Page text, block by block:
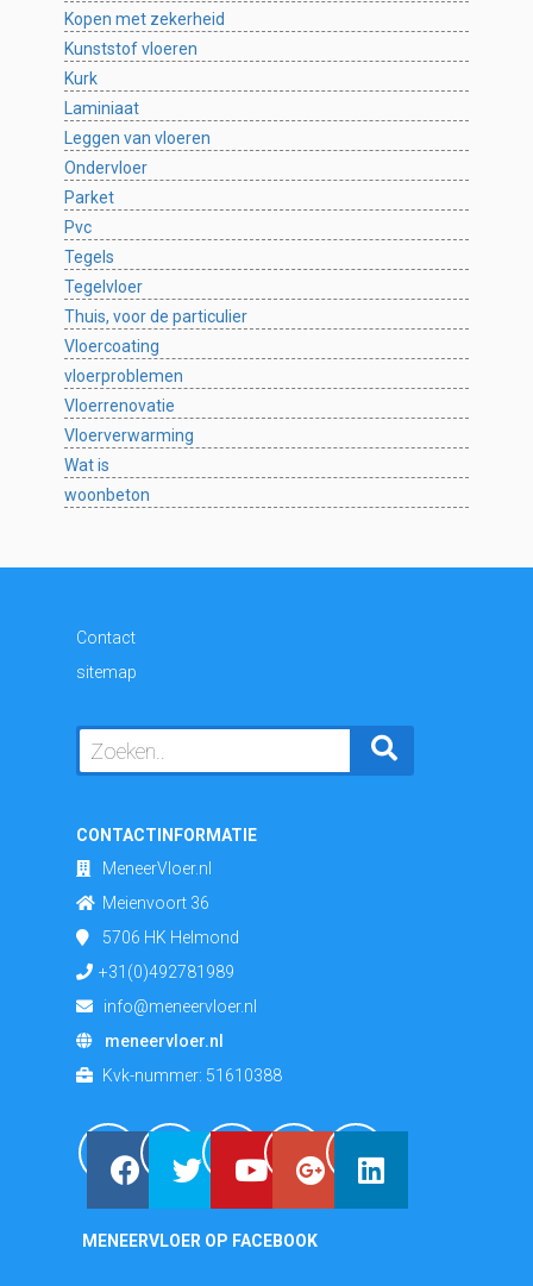
Kopen met zekerheid
Kunststof vloeren
Kurk
Laminiaat
Leggen van vloeren
Ondervloer
Parket
Pvc
Tegels
Tegelvloer
Thuis, voor de particulier
Vloercoating
vloerproblemen
Vloerrenovatie
Vloerverwarming
Wat is
woonbeton
Contact
sitemap
CONTACTINFORMATIE
MeneerVloer.nl
Meienvoort 36
5706 HK Helmond
+31(0)492781989
info@meneervloer.nl
meneervloer.nl
Kvk-nummer: 51610388
MENEERVLOER OP FACEBOOK